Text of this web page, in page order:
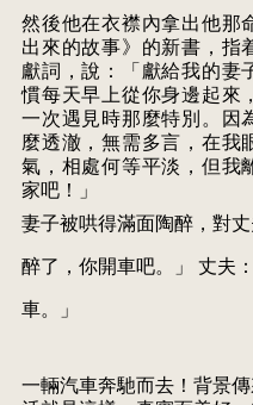
然後他在衣襟內拿出他那
出來的故事》的新書，指
獻詞，說：「獻給我的妻
慣每天早上從你身邊起來
一次遇見時那麼特別。因
麼透澈，無需多言，在我
氣，相處何等平淡，但我
家吧！」
妻子被哄得滿面陶醉，對
醉了，你開車吧。」 丈夫
車。」
一輛汽車奔馳而去！背景